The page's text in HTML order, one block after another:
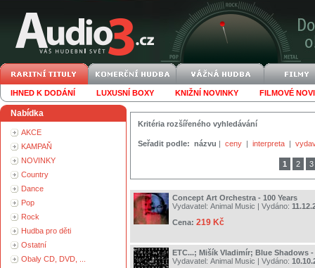
IHNED K DODÁNÍ LUXUSNÍ BOXY KNIŽNÍ NOVINKY FILMOVÉ
Nabídka
AKCE
KAMPAŇ
NOVINKY
Country
Dance
Pop
Rock
Hudba pro děti
Ostatní
Obaly CD, DVD, ...
Kritéria rozšířeného vyhledávání
Seřadit podle: názvu | ceny | interpreta |
1 2 3
Concept Art Orchestra - 100 Years
Vydavatel: Animal Music | Vydáno:
Cena: 219 Kč
ETC...; Mišík Vladimír; Blue Shadows -
Vydavatel: Animal Music | Vydáno: